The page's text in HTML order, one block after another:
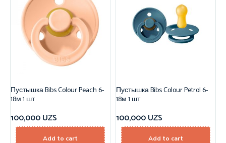
Пустышка Bibs Colour Peach 6-
18м 1 шт
100,000UZS
Add to cart
Пустышка Bibs Colour Petrol 6-
18м 1 шт
100,000UZS
Add to cart